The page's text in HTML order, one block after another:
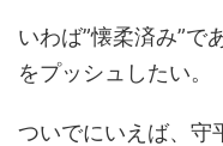
いわば”懐柔済み”で
をプッシュしたい。
ついでにいえば、守